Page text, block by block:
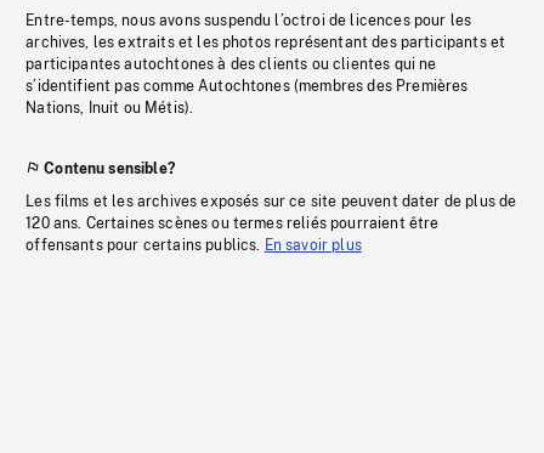
Entre-temps, nous avons suspendu l’octroi de licences pour les
archives, les extraits et les photos représentant des participants et
participantes autochtones à des clients ou clientes qui ne
s’identifient pas comme Autochtones (membres des Premières
Nations, Inuit ou Métis).
Contenu sensible?
Les films et les archives exposés sur ce site peuvent dater de plus de
120 ans. Certaines scènes ou termes reliés pourraient être
offensants pour certains publics. En savoir plus